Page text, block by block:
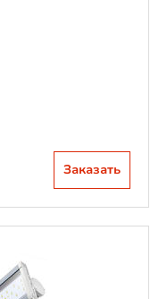
Заказать